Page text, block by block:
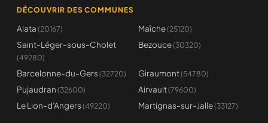
DÉCOUVRIR DES COMMUNES
Alata (20167) Maîche(25120)
Saint-Léger-sous-Cholet
(49280)
Bezouce(30320)
Barcelonne-du-Gers (32720) Giraumont(54780)
Pujaudran (32600) Airvault(79600)
Le Lion-d'Angers (49220) Martignas-sur-Jalle(33127)